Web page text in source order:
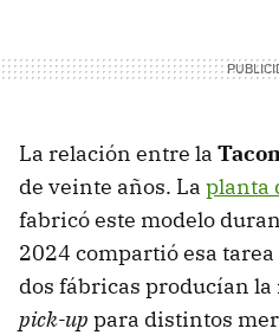
La relación entre la
de veinte años. La planta
fabricó este modelo
2024 compartió esa
dos fábricas producían
pick-up para distintos